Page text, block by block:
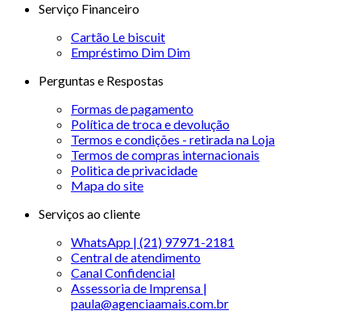
Serviço Financeiro
Cartão Le biscuit
Empréstimo Dim Dim
Perguntas e Respostas
Formas de pagamento
Política de troca e devolução
Termos e condições - retirada na Loja
Termos de compras internacionais
Politica de privacidade
Mapa do site
Serviços ao cliente
WhatsApp | (21) 97971-2181
Central de atendimento
Canal Confidencial
Assessoria de Imprensa |
paula@agenciaamais.com.br